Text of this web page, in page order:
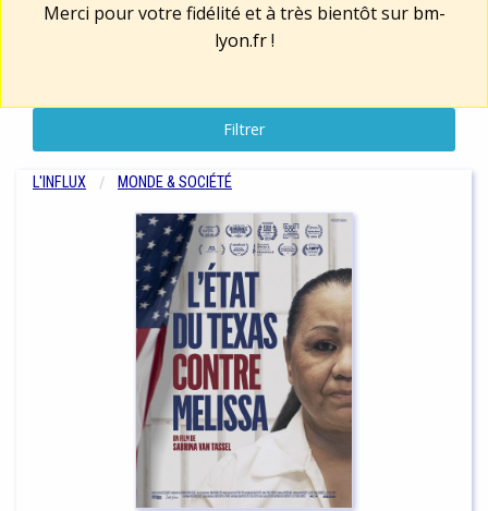
Merci pour votre fidélité et à très bientôt sur bm-
lyon.fr!
Filtrer
L'INFLUX MONDE & SOCIÉTÉ